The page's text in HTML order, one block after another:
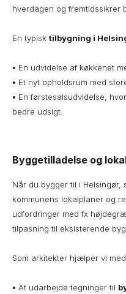
hverdagen og fremtidssikrer
En typisk tilbygning i
• En udvidelse af køkkenet
• Et nyt opholdsrum med
• En førstesalsudvidelse,
bedre udsigt.
Byggetilladelse og
Når du bygger til i Helsingør,
kommunens lokalplaner og
udfordringer med fx
tilpasning til eksisterende
Som arkitekter hjælper vi
• At udarbejde tegninger til